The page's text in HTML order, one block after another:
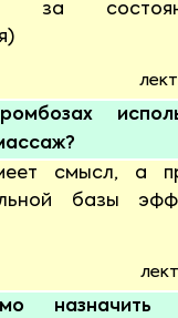
за
смысл, а
базы